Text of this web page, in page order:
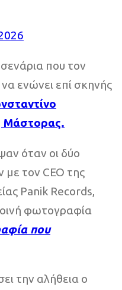
που τον
ενώνει επί σκηνής
Μάστορας.
όταν οι δύο
με τον CEO της
Panik Records,
φωτογραφία
που
την αλήθεια ο